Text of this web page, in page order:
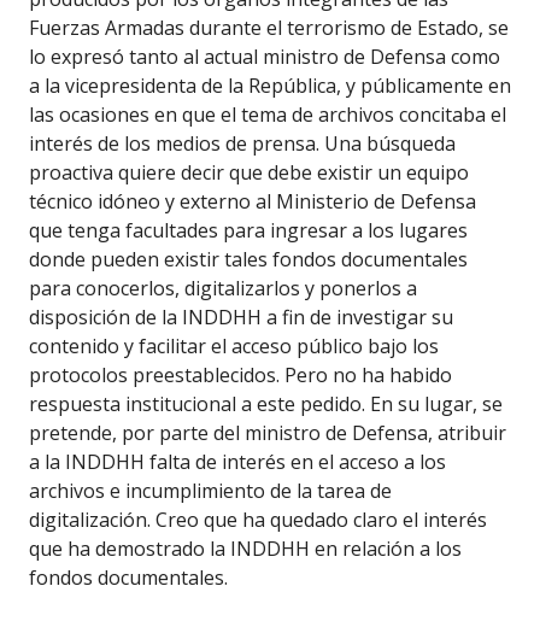
Fuerzas Armadas durante el terrorismo de Estado, se
lo expresó tanto al actual ministro de Defensa como
a la vicepresidenta de la República, y públicamente en
las ocasiones en que el tema de archivos concitaba el
interés de los medios de prensa. Una búsqueda
proactiva quiere decir que debe existir un equipo
técnico idóneo y externo al Ministerio de Defensa
que tenga facultades para ingresar a los lugares
donde pueden existir tales fondos documentales
para conocerlos, digitalizarlos y ponerlos a
disposición de la INDDHH a fin de investigar su
contenido y facilitar el acceso público bajo los
protocolos preestablecidos. Pero no ha habido
respuesta institucional a este pedido. En su lugar, se
pretende, por parte del ministro de Defensa, atribuir
a la INDDHH falta de interés en el acceso a los
archivos e incumplimiento de la tarea de
digitalización. Creo que ha quedado claro el interés
que ha demostrado la INDDHH en relación a los
fondos documentales.